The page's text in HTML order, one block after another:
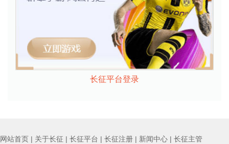
长征平台登录
网站首页 | 关于长征 | 长征平台 | 长征注册 | 新闻中心 | 长征主管